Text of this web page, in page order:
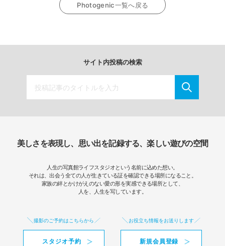
Photogenic一覧へ戻る
サイト内投稿の検索
美しさを表現し、思い出を記録する、楽しい遊びの空間
人生の写真館ライフスタジオという名前に込めた想い。
それは、出会う全ての人が生きている証を確認できる場所になること。
家族の絆とかけがえのない愛の形を実感できる場所として、
人を、人生を写しています。
撮影のご予約はこちらから
スタジオ予約
お役立ち情報をお送りします
新規会員登録